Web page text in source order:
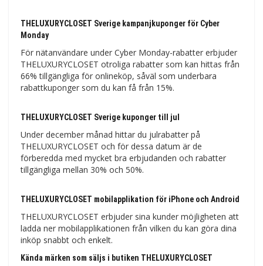
THELUXURYCLOSET Sverige kampanjkuponger för Cyber ​​​​
Monday
För nätanvändare under Cyber ​​​​Monday-rabatter erbjuder
THELUXURYCLOSET otroliga rabatter som kan hittas från
66% tillgängliga för onlineköp, såväl som underbara
rabattkuponger som du kan få från 15%.
THELUXURYCLOSET Sverige kuponger till jul
Under december månad hittar du julrabatter på
THELUXURYCLOSET och för dessa datum är de
förberedda med mycket bra erbjudanden och rabatter
tillgängliga mellan 30% och 50%.
THELUXURYCLOSET mobilapplikation för iPhone och Android
THELUXURYCLOSET erbjuder sina kunder möjligheten att
ladda ner mobilapplikationen från vilken du kan göra dina
inköp snabbt och enkelt.
Kända märken som säljs i butiken THELUXURYCLOSET